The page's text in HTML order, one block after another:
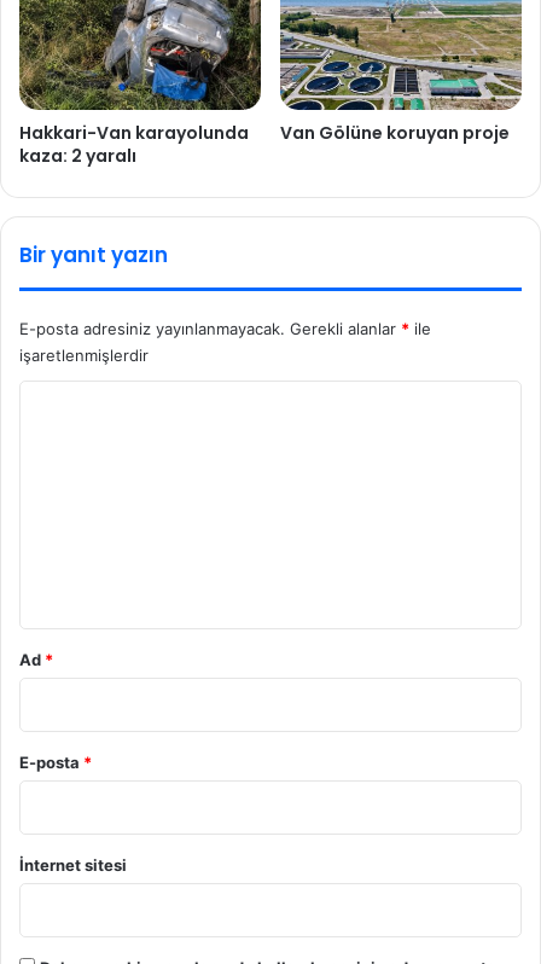
Hakkari-Van karayolunda
kaza: 2 yaralı
Van Gölüne koruyan proje
Bir yanıt yazın
E-posta adresiniz yayınlanmayacak. Gerekli alanlar * ile
işaretlenmişlerdir
Ad *
E-posta *
İnternet sitesi